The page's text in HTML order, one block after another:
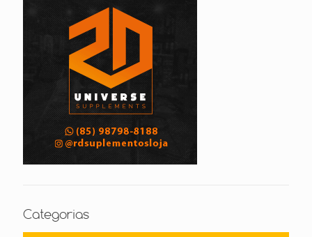
Categorias